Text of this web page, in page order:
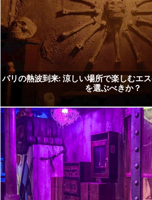
パリの熱波到来: 涼しい場所で楽しむエ
を選ぶべきか？